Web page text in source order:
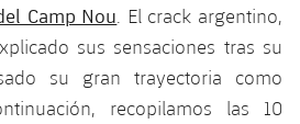
Camp Nou . El crack argentino,
sus sensaciones tras su
su gran trayectoria como
recopilamos las 10